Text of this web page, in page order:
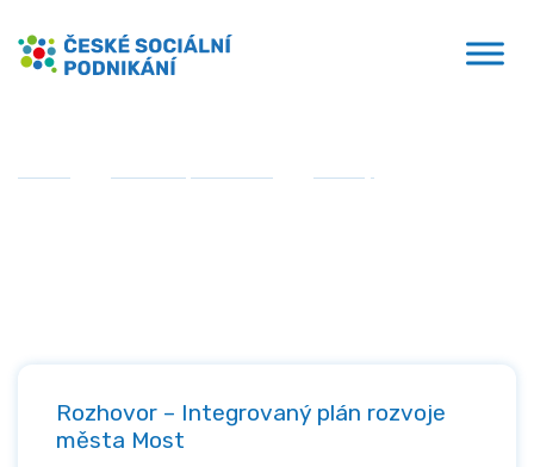
obsahu
České sociální podnikání
Rozhovor – Integrovaný plán rozvoje
města Most